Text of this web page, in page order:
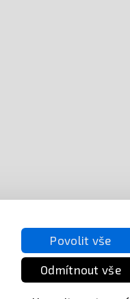
Povolit vše
Odmítnout vše